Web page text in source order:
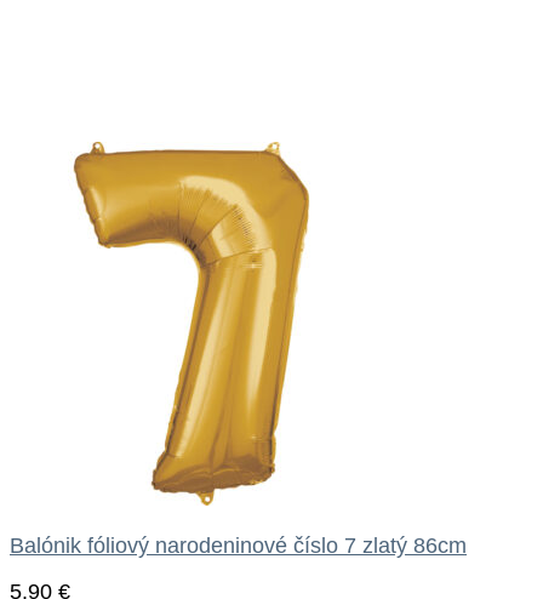
Balónik fóliový narodeninové číslo 7 zlatý 86cm
5.90 €